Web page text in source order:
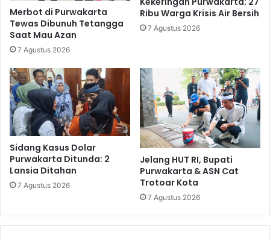
Merbot di Purwakarta
Tewas Dibunuh Tetangga
Saat Mau Azan
7 Agustus 2026
Ribu Warga Krisis Air Bersih
7 Agustus 2026
Sidang Kasus Dolar
Purwakarta Ditunda: 2
Lansia Ditahan
7 Agustus 2026
Jelang HUT RI, Bupati
Purwakarta & ASN Cat
Trotoar Kota
7 Agustus 2026